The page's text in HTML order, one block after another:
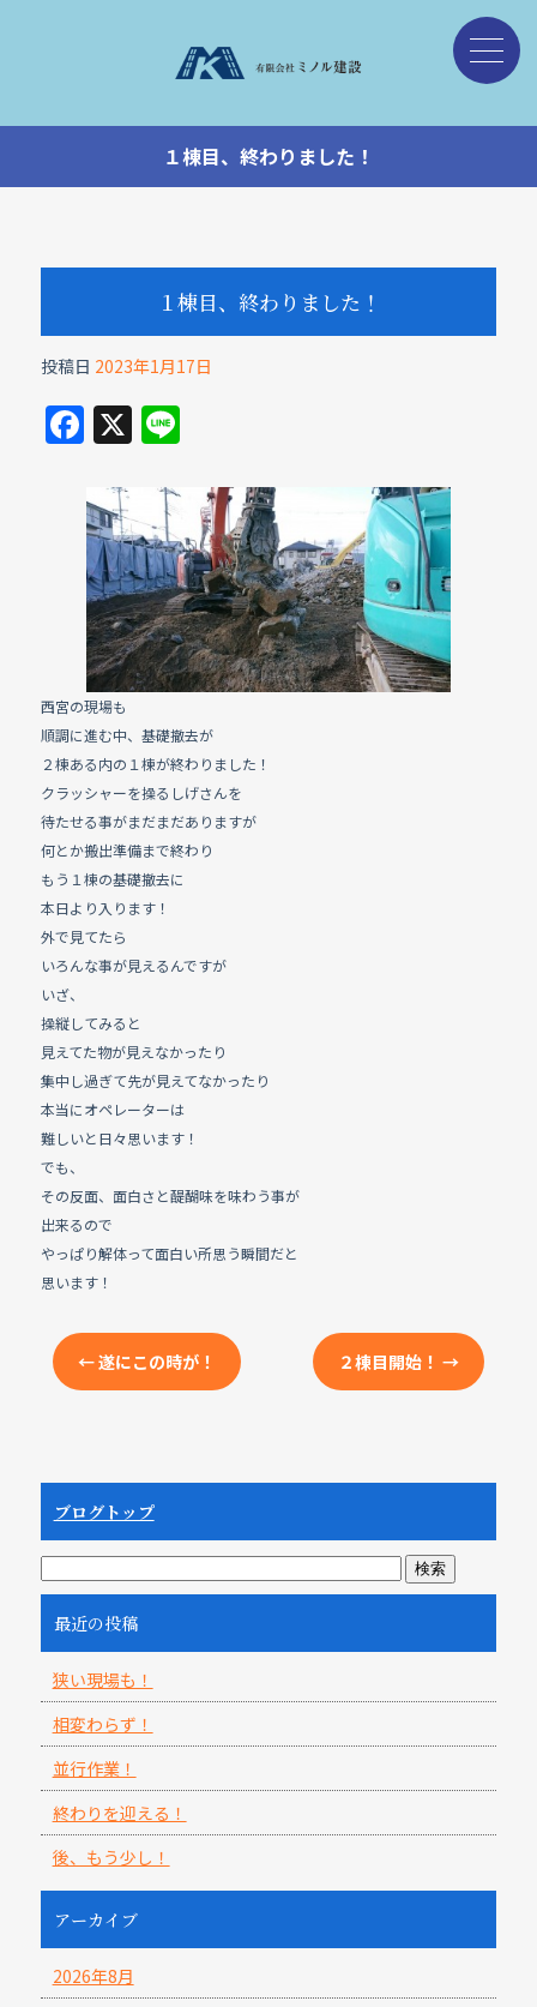
１棟目、終わりました！
１棟目、終わりました！
投稿日 2023年1月17日
F
a
c
e
b
o
o
k
X Li
e
西宮の現場も
順調に進む中、基礎撤去が
２棟ある内の１棟が終わりました！
クラッシャーを操るしげさんを
待たせる事がまだまだありますが
何とか搬出準備まで終わり
もう１棟の基礎撤去に
本日より入ります！
外で見てたら
いろんな事が見えるんですが
いざ、
操縦してみると
見えてた物が見えなかったり
集中し過ぎて先が見えてなかったり
本当にオペレーターは
難しいと日々思います！
でも、
その反面、面白さと醍醐味を味わう事が
出来るので
やっぱり解体って面白い所思う瞬間だと
思います！
←遂にこの時が！ ２棟目開始！→
ブログトップ
最近の投稿
狭い現場も！
相変わらず！
並行作業！
終わりを迎える！
後、もう少し！
アーカイブ
2026年8月